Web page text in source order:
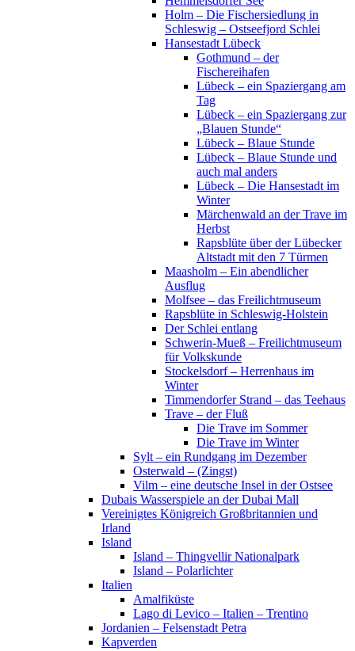
Holm – Die Fischersiedlung in
Schleswig – Ostseefjord Schlei
Hansestadt Lübeck
Gothmund – der
Fischereihafen
Lübeck – ein Spaziergang am
Tag
Lübeck – ein Spaziergang zur
„Blauen Stunde“
Lübeck – Blaue Stunde
Lübeck – Blaue Stunde und
auch mal anders
Lübeck – Die Hansestadt im
Winter
Märchenwald an der Trave im
Herbst
Rapsblüte über der Lübecker
Altstadt mit den 7 Türmen
Maasholm – Ein abendlicher
Ausflug
Molfsee – das Freilichtmuseum
Rapsblüte in Schleswig-Holstein
Der Schlei entlang
Schwerin-Mueß – Freilichtmuseum
für Volkskunde
Stockelsdorf – Herrenhaus im
Winter
Timmendorfer Strand – das Teehaus
Trave – der Fluß
Die Trave im Sommer
Die Trave im Winter
Sylt – ein Rundgang im Dezember
Osterwald – (Zingst)
Vilm – eine deutsche Insel in der Ostsee
Dubais Wasserspiele an der Dubai Mall
Vereinigtes Königreich Großbritannien und
Irland
Island
Island – Thingvellir Nationalpark
Island – Polarlichter
Italien
Amalfiküste
Lago di Levico – Italien – Trentino
Jordanien – Felsenstadt Petra
Kapverden